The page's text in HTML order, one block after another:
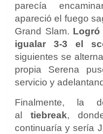
parecía
apareció el fuego
Grand Slam. Logró
igualar 3-3 el
siguientes se
propia Serena
servicio y
Finalmente, la
al tiebreak,
continuaría y sería